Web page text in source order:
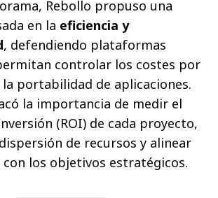
Rebollo propuso una
en la eficiencia y
, defendiendo plataformas
controlar los costes por
portabilidad de aplicaciones.
la importancia de medir el
(ROI) de cada proyecto,
de recursos y alinear
los objetivos estratégicos.